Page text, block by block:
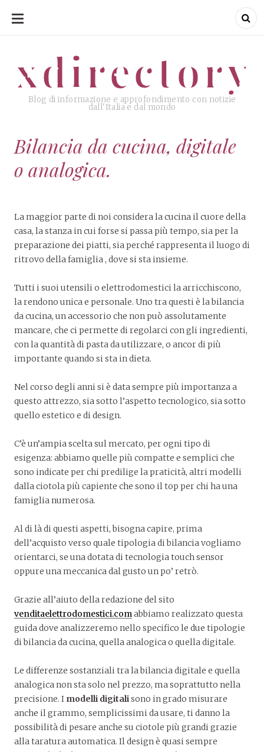
SKIP
CONTENT
xdirectory
Blog di informazione e approfondimento con notizie
dall'Italia e dal mondo
xdirectory
Bilancia da cucina, digitale
o analogica.
La maggior parte di noi considera la cucina il cuore della
casa, la stanza in cui forse si passa più tempo, sia per la
preparazione dei piatti, sia perché rappresenta il luogo di
ritrovo della famiglia , dove si sta insieme.
Tutti i suoi utensili o elettrodomestici la arricchiscono,
la rendono unica e personale. Uno tra questi è la bilancia
da cucina, un accessorio che non può assolutamente
mancare, che ci permette di regolarci con gli ingredienti,
con la quantità di pasta da utilizzare, o ancor di più
importante quando si sta in dieta.
Nel corso degli anni si è data sempre più importanza a
questo attrezzo, sia sotto l’aspetto tecnologico, sia sotto
quello estetico e di design.
C’è un’ampia scelta sul mercato, per ogni tipo di
esigenza: abbiamo quelle più compatte e semplici che
sono indicate per chi predilige la praticità, altri modelli
dalla ciotola più capiente che sono il top per chi ha una
famiglia numerosa.
Al di là di questi aspetti, bisogna capire, prima
dell’acquisto verso quale tipologia di bilancia vogliamo
orientarci, se una dotata di tecnologia touch sensor
oppure una meccanica dal gusto un po’ retrò.
Grazie all’aiuto della redazione del sito
venditaelettrodomestici.comabbiamo realizzato questa
guida dove analizzeremo nello specifico le due tipologie
di bilancia da cucina, quella analogica o quella digitale.
Le differenze sostanziali tra la bilancia digitale e quella
analogica non sta solo nel prezzo, ma soprattutto nella
precisione. I modelli digitalisono in grado misurare
anche il grammo, semplicissimi da usare, ti danno la
possibilità di pesare anche su ciotole più grandi grazie
alla taratura automatica. Il design è quasi sempre